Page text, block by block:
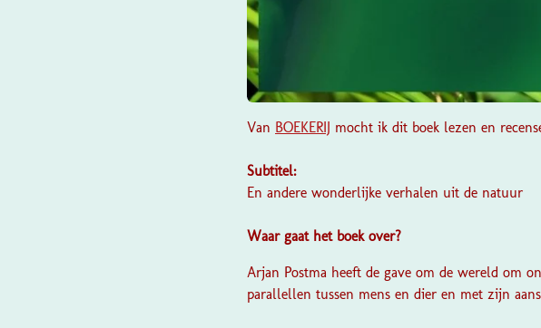
Van BOEKERIJ mocht ik dit boek lezen en
Subtitel:
En andere wonderlijke verhalen uit de natuur
Waar gaat het boek over?
Arjan Postma heeft de gave om de wereld om
parallellen tussen mens en dier en met zijn